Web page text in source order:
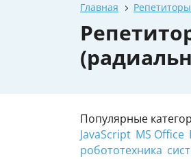
Главная Репетиторы
Популярные
JavaScript MS Office
робототехника